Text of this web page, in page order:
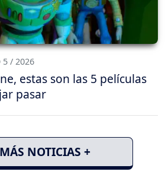
5 / 2026
estas son las 5 películas
pasar
NOTICIAS +